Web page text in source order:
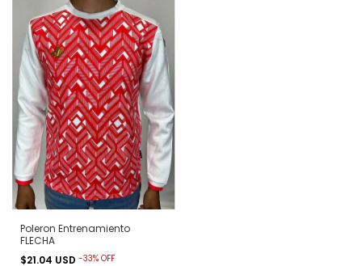
Poleron Entrenamiento
FLECHA
$21.04 USD -33% OFF